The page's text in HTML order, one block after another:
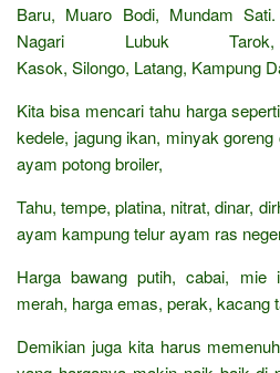
Baru, Muaro Bodi, Mundam
Nagari Lubuk
Kasok, Silongo, Latang, Kampung
Kita bisa mencari tahu harga
kedele, jagung ikan, minyak
ayam potong broiler,
Tahu, tempe, platina, nitrat, dinar,
ayam kampung telur ayam ras
Harga bawang putih, cabai, mie
merah, harga emas, perak, kacang
Demikian juga kita harus